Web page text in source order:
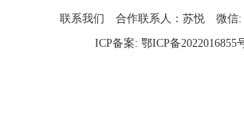
联系我们 合作联系人：苏悦 微信:
ICP备案: 鄂ICP备2022016855